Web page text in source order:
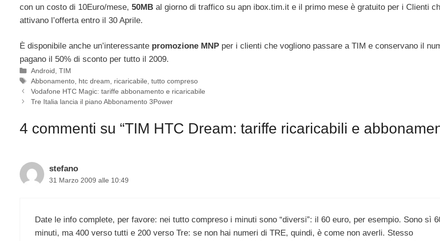
con un costo di 10Euro/mese, 50MB al giorno di traffico su apn ibox.tim.it e il primo mese è gratuito per i Clienti
attivano l’offerta entro il 30 Aprile.
È disponibile anche un’interessante promozione MNP per i clienti che vogliono passare a TIM e conservano il
pagano il 50% di sconto per tutto il 2009.
Categorie
Android ,TIM
Tag
Abbonamento htc dream ricaricabile ,tutto compreso
Vodafone HTC Magic: tariffe abbonamento e ricaricabile
Tre Italia lancia il piano Abbonamento 3Power
4 commenti su “TIM HTC Dream: tariffe ricaricabili e
stefano
31 Marzo 2009 alle 10:49
Date le info complete, per favore: nei tutto compreso i minuti sono “diversi”: il 60 euro, per esempio. Sono sì
minuti, ma 400 verso tutti e 200 verso Tre: se non hai numeri di TRE, quindi, è come non averli. Stesso